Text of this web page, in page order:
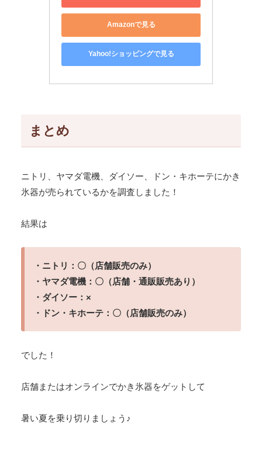
Amazonで見る
Yahoo!ショッピングで見る
まとめ
ニトリ、ヤマダ電機、ダイソー、ドン・キホーテにかき
氷器が売られているかを調査しました！
結果は
・ニトリ：〇（店舗販売のみ）
・ヤマダ電機：〇（店舗・通販販売あり）
・ダイソー：×
・ドン・キホーテ：〇（店舗販売のみ）
でした！
店舗またはオンラインでかき氷器をゲットして
暑い夏を乗り切りましょう♪